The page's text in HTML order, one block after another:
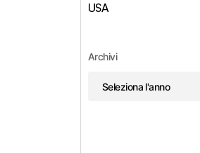
USA
Archivi